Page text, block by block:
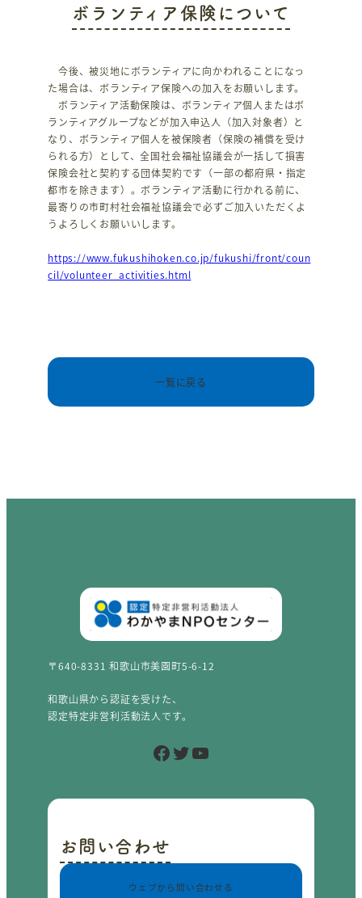
ボランティア保険について
今後、被災地にボランティアに向かわれることになっ
た場合は、ボランティア保険への加入をお願いします。
ボランティア活動保険は、ボランティア個人またはボ
ランティアグループなどが加入申込人（加入対象者）と
なり、ボランティア個人を被保険者（保険の補償を受け
られる方）として、全国社会福祉協議会が一括して損害
保険会社と契約する団体契約です（一部の都府県・指定
都市を除きます）。ボランティア活動に行かれる前に、
最寄りの市町村社会福祉協議会で必ずご加入いただくよ
うよろしくお願いいします。
https://www.fukushihoken.co.jp/fukushi/front/coun
cil/volunteer_activities.html
一覧に戻る
〒640-8331 和歌山市美園町5-6-12
和歌山県から認証を受けた、
認定特定非営利活動法人です。
Facebook Twitter YouTube
お問い合わせ
ウェブから問い合わせる